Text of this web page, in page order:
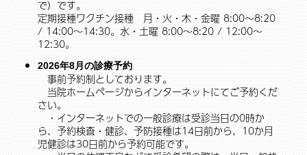
で）です。
定期接種ワクチン接種 月・火・木・金曜 8:00～8:20
/ 14:00～14:30。水・土曜 8:00～8:20 / 12:00～
12:30。
2026年8月の診療予約
事前予約制としております。
当院ホームページからインターネットにてご予約くだ
さい。
・インターネットでの一般診療は受診当日の0時か
ら、予約検査・健診、予防接種は14日前から、10か月
児健診は30日前から予約可能です。